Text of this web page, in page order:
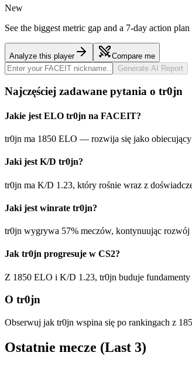
New
See the biggest metric gap and a 7-day action
Analyze this player
Compare me
Generate AI Report
Najczęściej zadawane pytania o tr0jn
Jakie jest ELO tr0jn na FACEIT?
tr0jn ma 1850 ELO — rozwija się jako obiecujący
Jaki jest K/D tr0jn?
tr0jn ma K/D 1.23, który rośnie wraz z
Jaki jest winrate tr0jn?
tr0jn wygrywa 57% meczów, kontynuując rozwój
Jak tr0jn progresuje w CS2?
Z 1850 ELO i K/D 1.23, tr0jn buduje fundamenty
O tr0jn
Obserwuj jak tr0jn wspina się po rankingach z
Ostatnie mecze (Last 3)